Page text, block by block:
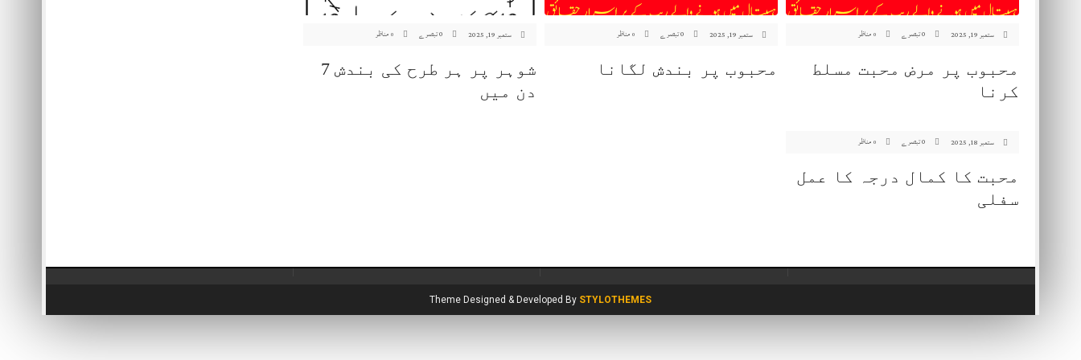
ستمبر 19, 2025 0 مناظر
محبوب پر مرض محبت مسلط
کرنا
ستمبر 19, 2025 0 مناظر
محبوب پر بندش لگانا
ستمبر 19, 2025 0 مناظر
شوہر پر ہر طرح کی بندش 7
دن میں
ستمبر 18, 2025 0 مناظر
محبت کا کمال درجہ کا عمل
سفلی
Theme Designed & Developed By STYLOTHEMES